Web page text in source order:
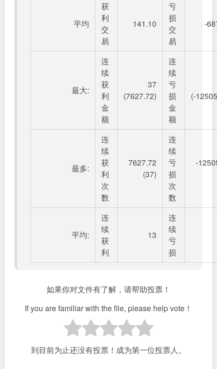
平均
获
利
交
易
141.10
亏
损
交
易
-
最大:
连
续
获
利
金
额
37
(7627.72)
连
续
亏
损
金
额
(-
最多:
连
续
获
利
次
数
7627.72
(37)
连
续
亏
损
次
数
-
平均:
连
续
获
利
13
连
续
亏
损
如果你对文件有了解，请帮助投票！
If you are familiar with the file, please help vote！
到目前为止还没有投票！成为第一位投票人。